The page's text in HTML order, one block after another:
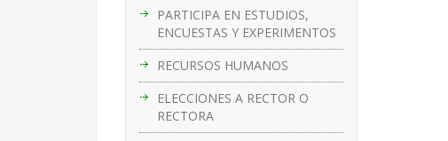
PARTICIPA EN ESTUDIOS,
ENCUESTAS Y EXPERIMENTOS
RECURSOS HUMANOS
ELECCIONES A RECTOR O
RECTORA